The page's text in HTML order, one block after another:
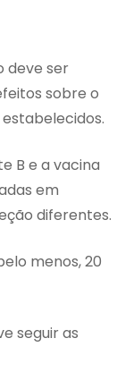
deve ser
sobre o
B e a vacina
em
diferentes.
menos, 20
seguir as